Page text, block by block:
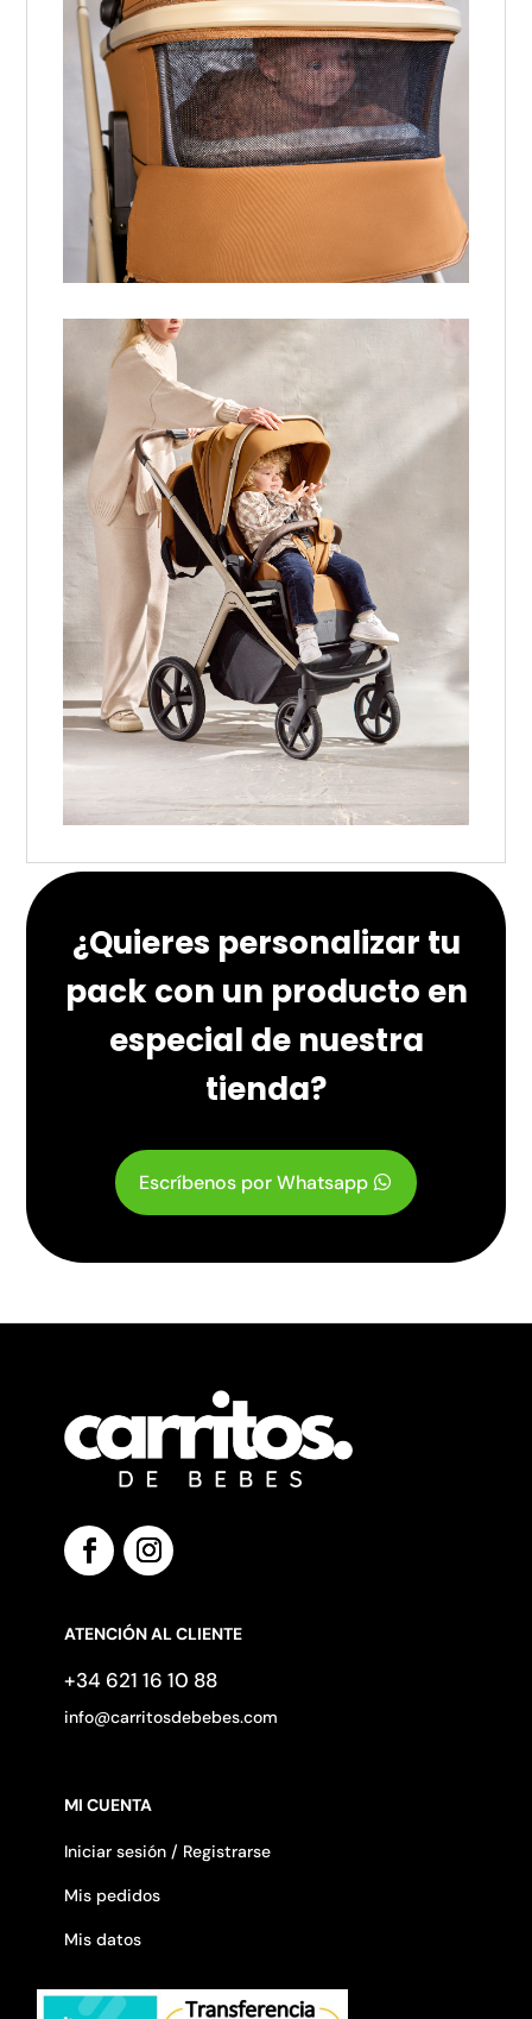
¿Quieres personalizar tu
pack con un producto en
especial de nuestra
tienda?
Escríbenos por Whatsapp
ATENCIÓN AL CLIENTE
+34 621 16 10 88
info@carritosdebebes.com
MI CUENTA
Iniciar sesión / Registrarse
Mis pedidos
Mis datos